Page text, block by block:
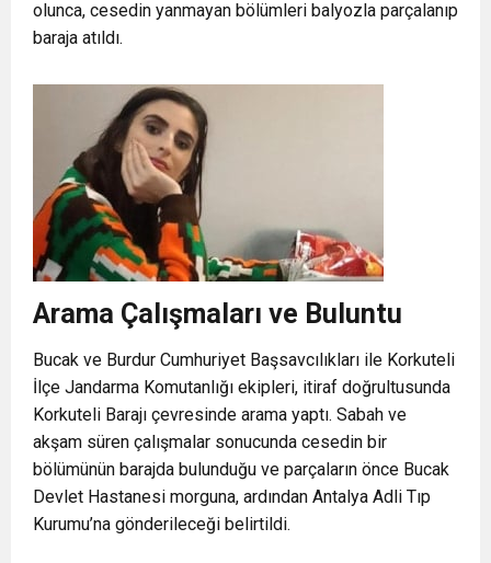
olunca, cesedin yanmayan bölümleri balyozla parçalanıp
baraja atıldı.
Arama Çalışmaları ve Buluntu
Bucak ve Burdur Cumhuriyet Başsavcılıkları ile Korkuteli
İlçe Jandarma Komutanlığı ekipleri, itiraf doğrultusunda
Korkuteli Barajı çevresinde arama yaptı. Sabah ve
akşam süren çalışmalar sonucunda cesedin bir
bölümünün barajda bulunduğu ve parçaların önce Bucak
Devlet Hastanesi morguna, ardından Antalya Adli Tıp
Kurumu’na gönderileceği belirtildi.